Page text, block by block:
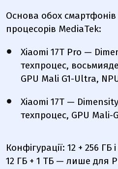
Основа обох
процесорів MediaTek:
Xiaomi 17T Pro —
техпроцес,
GPU Mali G1-Ultra,
Xiaomi 17T —
техпроцес, GPU Mali-
Конфігурації: 12 + 256 ГБ
12 ГБ + 1 ТБ — лише для